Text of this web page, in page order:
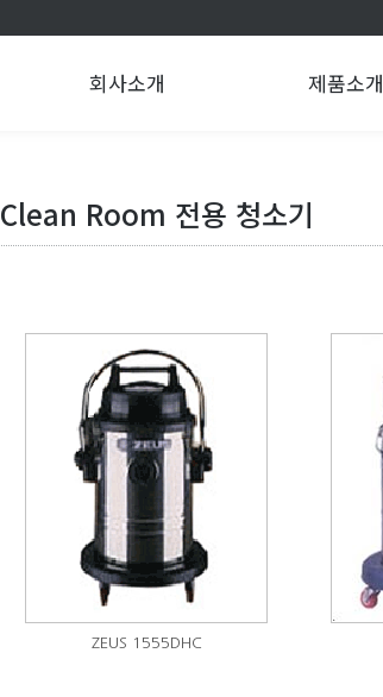
Clean Room 전용 청소기
회사소개 제품소개
ZEUS 1555DHC